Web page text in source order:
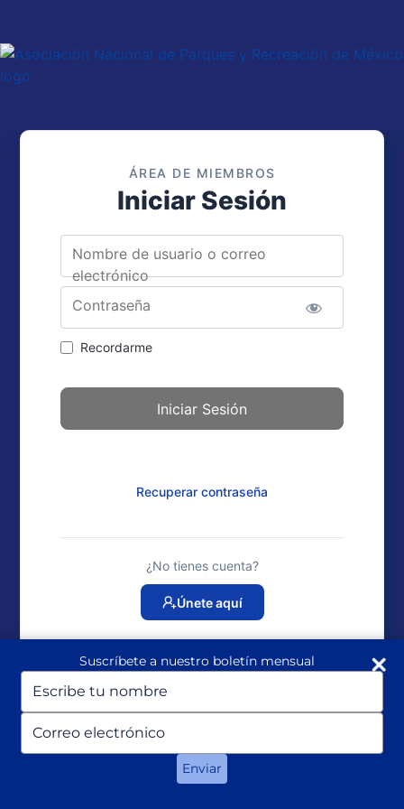
ÁREA DE MIEMBROS
Iniciar Sesión
Nombre de usuario o correo
electrónico
Contraseña
Recordarme
Recuperar contraseña
¿No tienes cuenta?
Únete aquí
Suscríbete a nuestro boletín mensual
nombre
correo
Enviar